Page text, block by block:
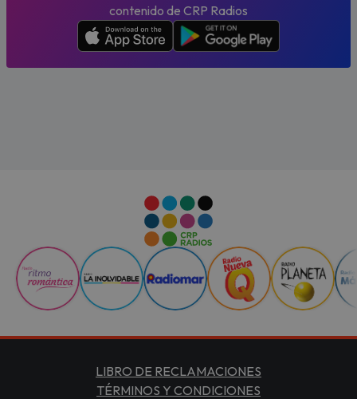
contenido de CRP Radios
LIBRO DE RECLAMACIONES
TÉRMINOS Y CONDICIONES